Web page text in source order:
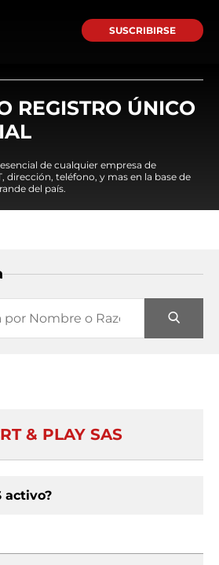
SUSCRIBIRSE
REGISTRO ÚNICO
de cualquier empresa de
dirección, teléfono, y mas en la base de
del país.
& PLAY SAS
activo?